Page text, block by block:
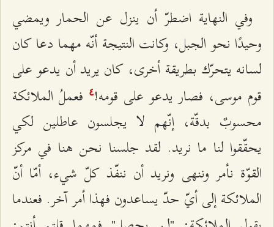
وفي النهاية اضطرّ أن ينزل عن الحمار ويمضي
وحيدًا نحو الجبل، وكانت النتيجة أنّه مهما دعا كان
لسانه يتحرّك بطريقة أخرى، كان يريد أن يدعو على
قوم موسى، فصار يدعو على قومه!٤
فعملُ الملائكة
محسوبٌ بدقّة، إنّهم لا يجلسون عاطلين لكي
يحقّقوا لنا ما نريد. لقد جلسنا نحن هنا في مركز
القوّة نأمر وننهى ونريد أن ننفّذ كلّ شيء، أمّا أنّ
الملائکة إلى أيّ حدّ يساعدون فهذا أمر آخر. فعندما